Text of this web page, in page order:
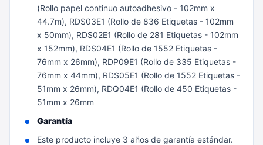
(Rollo papel continuo autoadhesivo - 102mm x
44.7m), RDS03E1 (Rollo de 836 Etiquetas - 102mm
x 50mm), RDS02E1 (Rollo de 281 Etiquetas - 102mm
x 152mm), RDS04E1 (Rollo de 1552 Etiquetas -
76mm x 26mm), RDP09E1 (Rollo de 335 Etiquetas -
76mm x 44mm), RDS05E1 (Rollo de 1552 Etiquetas -
51mm x 26mm), RDQ04E1 (Rollo de 450 Etiquetas -
51mm x 26mm
Garantía
Este producto incluye 3 años de garantía estándar.